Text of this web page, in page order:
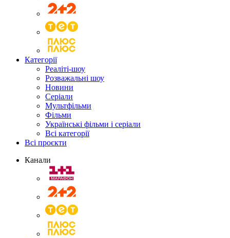
Категорії
Реаліті-шоу
Розважальні шоу
Новини
Серіали
Мультфільми
Фільми
Українські фільми і серіали
Всі категорії
Всі проєкти
Канали